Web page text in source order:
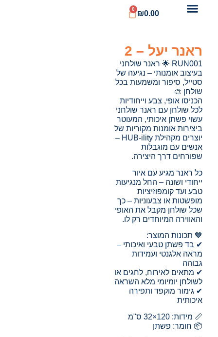
₪0.00
0
ראנר יעל – 2
RUN001 🌟 ראנר שולחני
בעיצוב אומנותי – נגיעה של
סטייל, סיפור ומשמעות בכל
שולחן 🎨
הכניסו אופי, צבע וייחודיות
לכל שולחן עם ראנר שולחני
עשוי פשתן איכותי, המעוטר
ביצירות אומנות מקוריות של
יוצרים מקהילת HUB-ility –
אנשים עם מוגבלות
שפורחים דרך היצירה.
כל ראנר מגיע עם איור
ייחודי ושונה – החל מנגיעות
טבע ועד קומפוזיציות
מופשטות או צבעוניות – כך
שכל שולחן מקבל את האופי
והאווירה המיוחדים רק לו.
💙 תכונות המוצר:
✔ בד פשתן טבעי ואיכותי –
מראה אלגנטי ועמידות
גבוהה
✔ מתאים לאירוח, לחגים או
לשולחן יומיומי מלא השראה
✔ גימור מוקפד ותפירה
איכותית
📏 מידות: 120×32 ס"מ
📦 חומר: פשתן